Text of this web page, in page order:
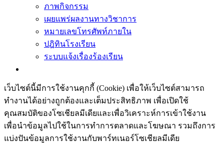
ภาพกิจกรรม
เผยแพร่ผลงานทางวิชาการ
หมายเลขโทรศัพท์ภายใน
ปฎิทินโรงเรียน
ระบบแจ้งเรื่องร้องเรียน
เว็บไซต์นี้มีการใช้งานคุกกี้ (Cookie) เพื่อให้เว็บไซต์สามารถ
ทำงานได้อย่างถูกต้องและเต็มประสิทธิภาพ​ เพื่อเปิดใช้
คุณสมบัติของโซเชียล​มีเดียและเพื่อวิเคราะห์การเข้าใช้งาน
เพื่อนำข้อมูลไปใช้ในการทำการตลาดและโฆษณา​ รวมถึงการ
แบ่งปันข้อมูลการใช้งานกับพาร์ทเนอร์​โซเชียล​มีเดีย